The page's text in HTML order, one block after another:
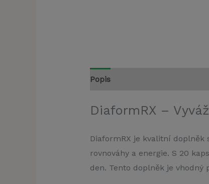
Popis
DiaformRX –
DiaformRX je kvalitní
rovnováhy a energie. S 20
den. Tento doplněk je